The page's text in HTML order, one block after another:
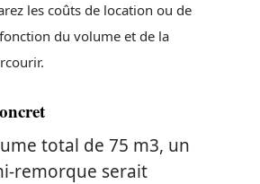
les coûts de location ou de
du volume et de la
total de 75 m3, un
remorque serait